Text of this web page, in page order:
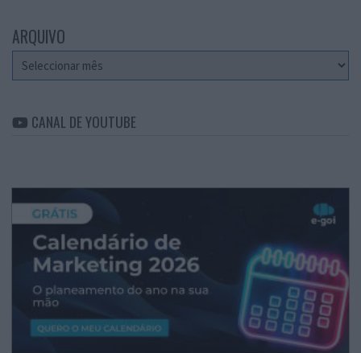
ARQUIVO
Arquivo
CANAL DE YOUTUBE